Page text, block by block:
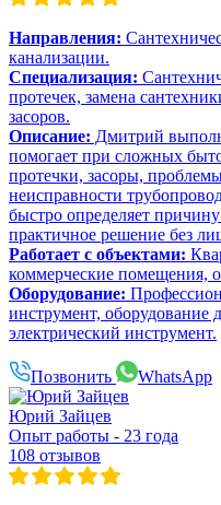
Направления:
канализации.
Специализация:
протечек, замена
засоров.
Описание: Дмитрий
помогает при сложных
протечки, засоры,
неисправности
быстро определяет
практичное решение без
Работает с объектами:
коммерческие помещения,
Оборудование:
инструмент, оборудование
электрический инструмент.
Позвонить WhatsApp
Юрий Зайцев
Опыт работы - 23 года
108 отзывов